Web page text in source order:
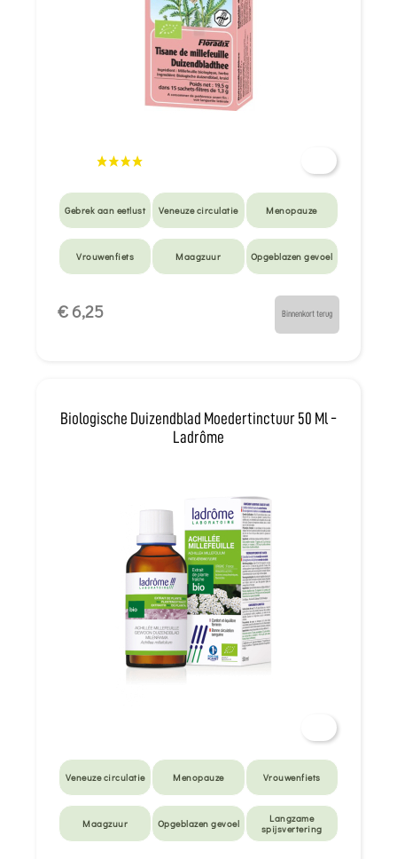
Gebrek aan eetlust Veneuze circulatie Menopauze
Vrouwenfiets Maagzuur Opgeblazen gevoel
€ 6,25 Binnenkort terug
Biologische Duizendblad Moedertinctuur 50 Ml -
Ladrôme
Veneuze circulatie Menopauze Vrouwenfiets
Maagzuur Opgeblazen gevoel
Langzame
spijsvertering